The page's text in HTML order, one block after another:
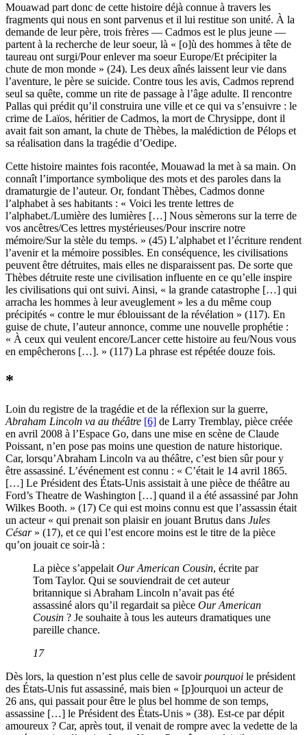
Mouawad part donc de cette histoire déjà connue à travers les
fragments qui nous en sont parvenus et il lui restitue son unité. À la
demande de leur père, trois frères — Cadmos est le plus jeune —
partent à la recherche de leur soeur, là « [o]ù des hommes à tête de
taureau ont surgi/Pour enlever ma soeur Europe/Et précipiter la
chute de mon monde » (24). Les deux aînés laissent leur vie dans
l’aventure, le père se suicide. Contre tous les avis, Cadmos reprend
seul sa quête, comme un rite de passage à l’âge adulte. Il rencontre
Pallas qui prédit qu’il construira une ville et ce qui va s’ensuivre : le
crime de Laïos, héritier de Cadmos, la mort de Chrysippe, dont il
avait fait son amant, la chute de Thèbes, la malédiction de Pélops et
sa réalisation dans la tragédie d’Oedipe.
Cette histoire maintes fois racontée, Mouawad la met à sa main. On
connaît l’importance symbolique des mots et des paroles dans la
dramaturgie de l’auteur. Or, fondant Thèbes, Cadmos donne
l’alphabet à ses habitants : « Voici les trente lettres de
l’alphabet./Lumière des lumières […] Nous sèmerons sur la terre de
vos ancêtres/Ces lettres mystérieuses/Pour inscrire notre
mémoire/Sur la stèle du temps. » (45) L’alphabet et l’écriture rendent
l’avenir et la mémoire possibles. En conséquence, les civilisations
peuvent être détruites, mais elles ne disparaissent pas. De sorte que
Thèbes détruite reste une civilisation influente en ce qu’elle inspire
les civilisations qui ont suivi. Ainsi, « la grande catastrophe […] qui
arracha les hommes à leur aveuglement » les a du même coup
précipités « contre le mur éblouissant de la révélation » (117). En
guise de chute, l’auteur annonce, comme une nouvelle prophétie :
« À ceux qui veulent encore/Lancer cette histoire au feu/Nous vous
en empêcherons […]. » (117) La phrase est répétée douze fois.
*
Loin du registre de la tragédie et de la réflexion sur la guerre,
Abraham Lincoln va au théâtre [6] de Larry Tremblay, pièce créée
en avril 2008 à l’Espace Go, dans une mise en scène de Claude
Poissant, n’en pose pas moins une question de nature historique.
Car, lorsqu’Abraham Lincoln va au théâtre, c’est bien sûr pour y
être assassiné. L’événement est connu : « C’était le 14 avril 1865.
[…] Le Président des États-Unis assistait à une pièce de théâtre au
Ford’s Theatre de Washington […] quand il a été assassiné par John
Wilkes Booth. » (17) Ce qui est moins connu est que l’assassin était
un acteur « qui prenait son plaisir en jouant Brutus dans Jules
César» (17), et ce qui l’est encore moins est le titre de la pièce
qu’on jouait ce soir-là :
La pièce s’appelaitOur American Cousin, écrite par
Tom Taylor. Qui se souviendrait de cet auteur
britannique si Abraham Lincoln n’avait pas été
assassiné alors qu’il regardait sa pièce Our American
Cousin ? Je souhaite à tous les auteurs dramatiques une
pareille chance.
17
Dès lors, la question n’est plus celle de savoirpourquoi le président
des États-Unis fut assassiné, mais bien « [p]ourquoi un acteur de
26 ans, qui passait pour être le plus bel homme de son temps,
assassine […] le Président des États-Unis » (38). Est-ce par dépit
amoureux ? Car, après tout, il venait de rompre avec la vedette de la